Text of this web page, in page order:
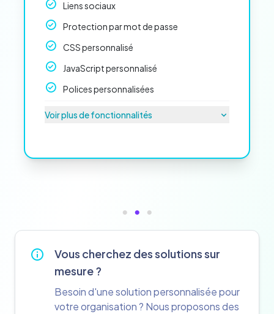
Liens sociaux
Protection par mot de passe
CSS personnalisé
JavaScript personnalisé
Polices personnalisées
Voir plus de fonctionnalités
Vous cherchez des solutions sur
mesure ?
Besoin d'une solution personnalisée pour
votre organisation ? Nous proposons des